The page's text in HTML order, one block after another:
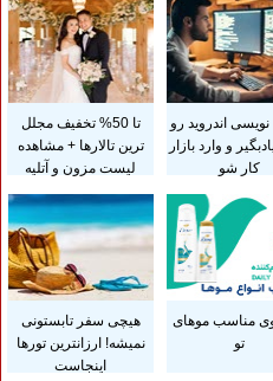
نویسی اندروید رو
و وارد بازار
کار شو
تا 50% تخفیف مجلل
ترین تالارها + مشاهده
لیست مزون و آتلیه
مناسب موهای
تو
هیچی سفر تابستونی
نمیشه! ارزانترین تورها
اینجاست